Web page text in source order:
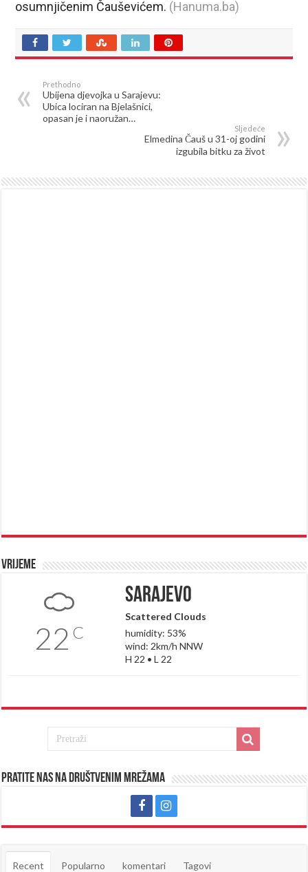
osumnjičenim Čauševićem. (Hanuma.ba)
Prethodno
Ubijena djevojka u Sarajevu:
Ubica lociran na Bjelašnici,
opasan je i naoružan…
Sljedeće
Elmedina Čauš u 31-oj godini
izgubila bitku za život
Vrijeme
22 C
Sarajevo
Scattered Clouds
humidity: 53%
wind: 2km/h NNW
H 22 • L 22
Pratite nas na društvenim mrežama
Recent Popularno komentari Tagovi